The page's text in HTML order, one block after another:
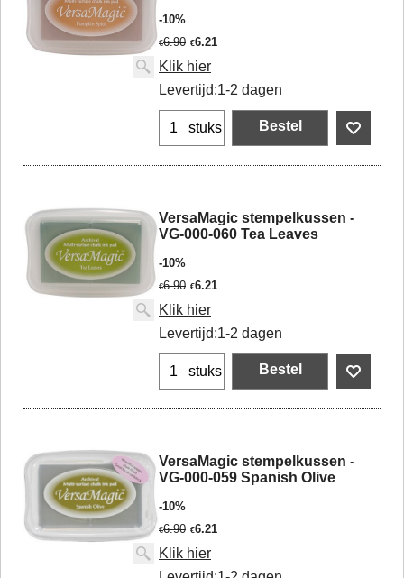
-10%
€6.90 €6.21
Klik hier
Levertijd:1-2 dagen
stuks Bestel
VersaMagic stempelkussen -
VG-000-060 Tea Leaves
-10%
€6.90 €6.21
Klik hier
Levertijd:1-2 dagen
stuks Bestel
VersaMagic stempelkussen -
VG-000-059 Spanish Olive
-10%
€6.90 €6.21
Klik hier